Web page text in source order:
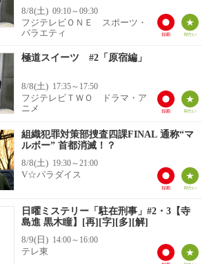
8/8(土) 09:10～09:30
フジテレビＯＮＥ スポーツ・
バラエティ
極道スイーツ #2「原宿編」
8/8(土) 17:35～17:50
フジテレビＴＷＯ ドラマ・ア
ニメ
組織犯罪対策部捜査四課FINAL 通称“マ
ルボー” 首都消滅！？
8/8(土) 19:30～21:00
V☆パラダイス
日曜ミステリー「駐在刑事」#2・3【寺
島進 黒木瞳】[再][字][多][解]
8/9(日) 14:00～16:00
テレ東